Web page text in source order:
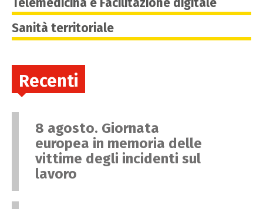
Sanità territoriale
Recenti
8 agosto. Giornata
europea in memoria delle
vittime degli incidenti sul
lavoro